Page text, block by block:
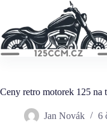
content
Ceny retro motorek 125 na
Jan Novák 6